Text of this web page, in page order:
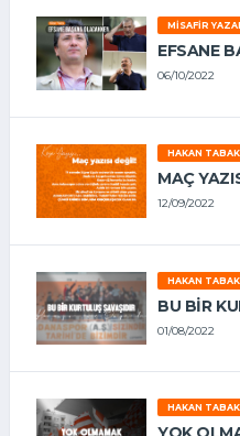
MISAFIR
EFSANE
06/10/2022
HAKAN
MAÇ
12/09/2022
HAKAN
BU BİR
01/08/2022
HAKAN